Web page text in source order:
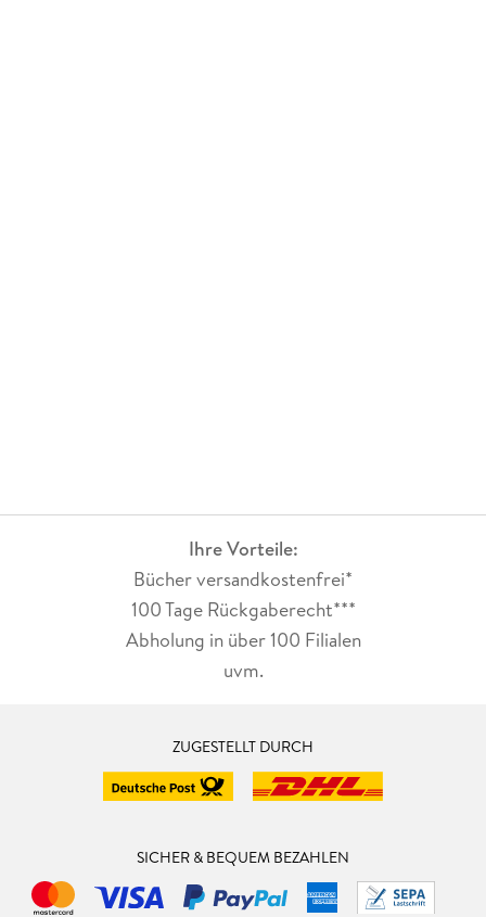
Ihre Vorteile:
Bücher versandkostenfrei*
100 Tage Rückgaberecht***
Abholung in über 100 Filialen
uvm.
ZUGESTELLT DURCH
SICHER & BEQUEM BEZAHLEN